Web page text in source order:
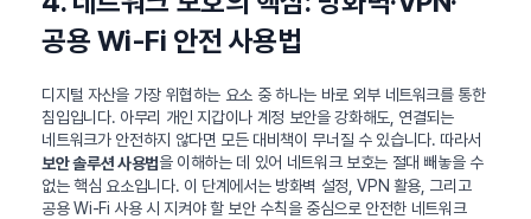
공용 Wi-Fi 안전 사용법
디지털 자산을 가장 위협하는 요소 중 하나는 바로 외부 네트워크를 통한
침입입니다. 아무리 개인 지갑이나 계정 보안을 강화해도, 연결되는
네트워크가 안전하지 않다면 모든 대비책이 무너질 수 있습니다. 따라서
보안 솔루션 사용법을 이해하는 데 있어 네트워크 보호는 절대 빼놓을 수
없는 핵심 요소입니다. 이 단계에서는 방화벽 설정, VPN 활용, 그리고
공용 Wi-Fi 사용 시 지켜야 할 보안 수칙을 중심으로 안전한 네트워크